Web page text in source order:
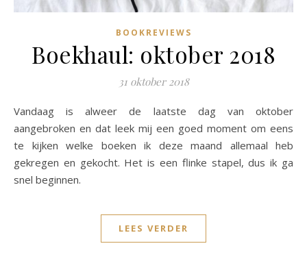
BOOKREVIEWS
Boekhaul: oktober 2018
31 oktober 2018
Vandaag is alweer de laatste dag van oktober
aangebroken en dat leek mij een goed moment om eens
te kijken welke boeken ik deze maand allemaal heb
gekregen en gekocht. Het is een flinke stapel, dus ik ga
snel beginnen.
LEES VERDER